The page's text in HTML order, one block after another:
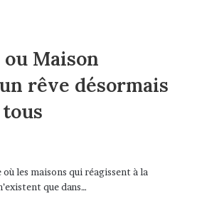
Maison
rêve désormais
les maisons qui réagissent à la
que dans…